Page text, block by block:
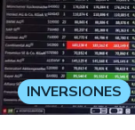
INVERSIONES